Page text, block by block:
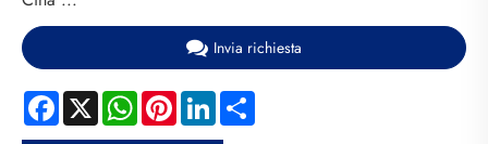
Invia richiesta
Facebook
X WhatsApp
PinterestLinkedIn